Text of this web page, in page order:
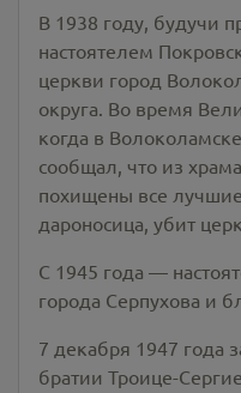
В 1938 году, будучи
настоятелем
церкви город
округа. Во время
когда в
сообщал, что из
похищены все
дароносица, убит
С 1945 года —
города Серпухова и
7 декабря 1947 года
братии Троице-